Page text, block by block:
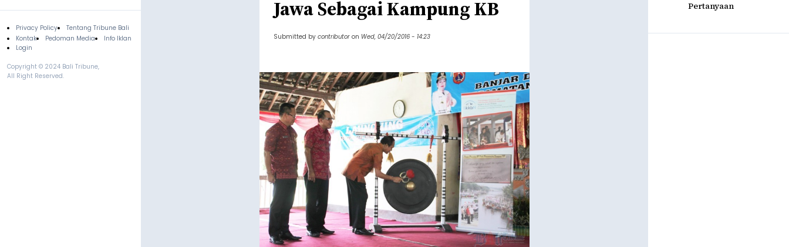
Footer
Privacy Policy
Tentang Tribune Bali
Kontak
Pedoman Media
Info Iklan
Login
Copyright © 2024 Bali Tribune,
All Right Reserved.
Pertanyaan
Jawa Sebagai Kampung KB
Submitted by contributor on Wed, 04/20/2016 - 14:23